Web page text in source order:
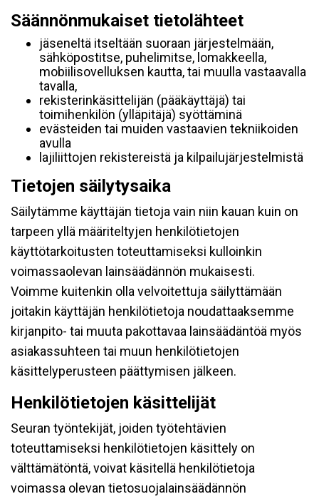
Säännönmukaiset tietolähteet
jäseneltä itseltään suoraan järjestelmään,
sähköpostitse, puhelimitse, lomakkeella,
mobiilisovelluksen kautta, tai muulla vastaavalla
tavalla,
rekisterinkäsittelijän (pääkäyttäjä) tai
toimihenkilön (ylläpitäjä) syöttäminä
evästeiden tai muiden vastaavien tekniikoiden
avulla
lajiliittojen rekistereistä ja kilpailujärjestelmistä
Tietojen säilytysaika
Säilytämme käyttäjän tietoja vain niin kauan kuin on
tarpeen yllä määriteltyjen henkilötietojen
käyttötarkoitusten toteuttamiseksi kulloinkin
voimassaolevan lainsäädännön mukaisesti.
Voimme kuitenkin olla velvoitettuja säilyttämään
joitakin käyttäjän henkilötietoja noudattaaksemme
kirjanpito- tai muuta pakottavaa lainsäädäntöä myös
asiakassuhteen tai muun henkilötietojen
käsittelyperusteen päättymisen jälkeen.
Henkilötietojen käsittelijät
Seuran työntekijät, joiden työtehtävien
toteuttamiseksi henkilötietojen käsittely on
välttämätöntä, voivat käsitellä henkilötietoja
voimassa olevan tietosuojalainsäädännön